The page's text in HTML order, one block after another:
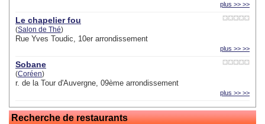
plus >> >>
Le chapelier fou
(Salon de Thé)
Rue Yves Toudic, 10er arrondissement
plus >> >>
Sobane
(Coréen)
r. de la Tour d'Auvergne, 09ème arrondissement
plus >> >>
Recherche de restaurants